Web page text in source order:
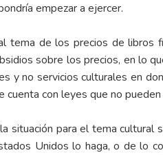
empezar a ejercer.
tema de los precios de libros
sobre los precios, en lo
y no servicios culturales en
cuenta con leyes que no
situación para el tema cultural
Unidos lo haga, o de lo